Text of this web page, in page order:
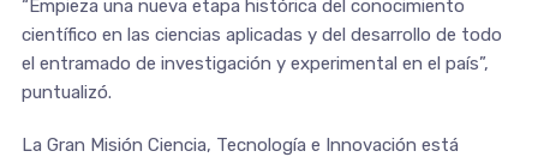
“Empieza una nueva etapa histórica del conocimiento
científico en las ciencias aplicadas y del desarrollo de todo
el entramado de investigación y experimental en el país”,
puntualizó.
La Gran Misión Ciencia, Tecnología e Innovación está